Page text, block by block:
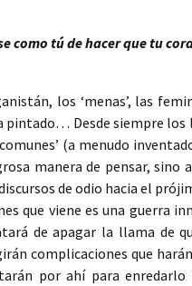
como tú de hacer que tu
los ‘menas’, las
pintado… Desde siempre
(a menudo
manera de pensar,
de odio hacia el
que viene es una guerra
de apagar la llama de
complicaciones que
por ahí para